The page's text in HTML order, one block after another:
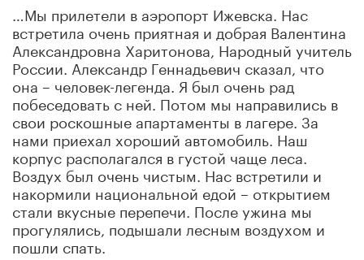
…Мы прилетели в аэропорт Ижевска. Нас
встретила очень приятная и добрая Валентина
Александровна Харитонова, Народный учитель
России. Александр Геннадьевич сказал, что
она – человек-легенда. Я был очень рад
побеседовать с ней. Потом мы направились в
свои роскошные апартаменты в лагере. За
нами приехал хороший автомобиль. Наш
корпус располагался в густой чаще леса.
Воздух был очень чистым. Нас встретили и
накормили национальной едой – открытием
стали вкусные перепечи. После ужина мы
прогулялись, подышали лесным воздухом и
пошли спать.